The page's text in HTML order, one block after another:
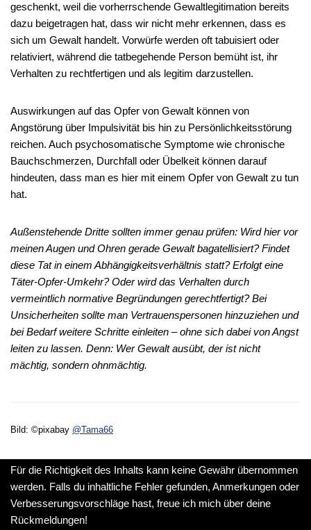
geschenkt, weil die vorherrschende Gewaltlegitimation bereits
dazu beigetragen hat, dass wir nicht mehr erkennen, dass es
sich um Gewalt handelt. Vorwürfe werden oft tabuisiert oder
relativiert, während die tatbegehende Person bemüht ist, ihr
Verhalten zu rechtfertigen und als legitim darzustellen.
Auswirkungen auf das Opfer von Gewalt können von
Angstörung über Impulsivität bis hin zu Persönlichkeitsstörung
reichen. Auch psychosomatische Symptome wie chronische
Bauchschmerzen, Durchfall oder Übelkeit können darauf
hindeuten, dass man es hier mit einem Opfer von Gewalt zu tun
hat.
Außenstehende Dritte sollten immer genau prüfen: Wird hier vor
meinen Augen und Ohren gerade Gewalt bagatellisiert? Findet
diese Tat in einem Abhängigkeitsverhältnis statt? Erfolgt eine
Täter-Opfer-Umkehr? Oder wird das Verhalten durch
vermeintlich normative Begründungen gerechtfertigt? Bei
Unsicherheiten sollte man Vertrauenspersonen hinzuziehen und
bei Bedarf weitere Schritte einleiten – ohne sich dabei von Angst
leiten zu lassen. Denn: Wer Gewalt ausübt, der ist nicht
mächtig, sondern ohnmächtig.
Bild: ©pixabay @Tama66
Für die Richtigkeit des Inhalts kann keine Gewähr übernommen
werden. Falls du inhaltliche Fehler gefunden, Anmerkungen oder
Verbesserungsvorschläge hast, freue ich mich über deine
Rückmeldungen!